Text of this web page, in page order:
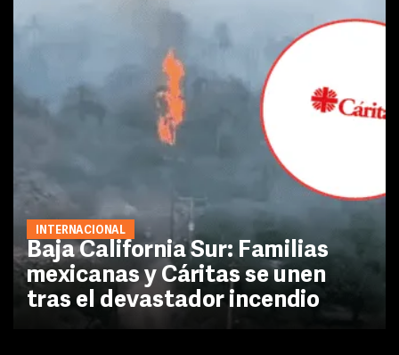
INTERNACIONAL
Baja California Sur: Familias
mexicanas y Cáritas se unen
tras el devastador incendio